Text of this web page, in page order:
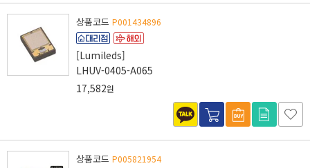
상품코드 P001434896
[Lumileds]
LHUV-0405-A065
17,582원
상품코드 P005821954